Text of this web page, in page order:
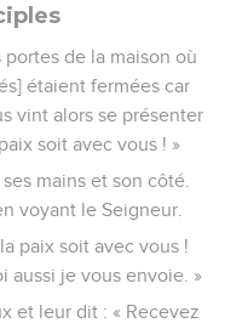
de la maison où
étaient fermées car
vint alors se présenter
soit avec vous ! »
mains et son côté.
voyant le Seigneur.
paix soit avec vous !
aussi je vous envoie. »
et leur dit : « Recevez